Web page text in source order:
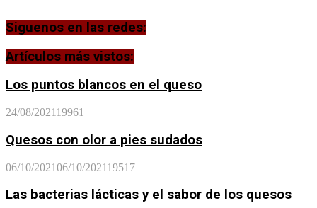
Siguenos en las redes:
Artículos más vistos:
Los puntos blancos en el queso
24/08/202119961
Quesos con olor a pies sudados
06/10/202106/10/202119517
Las bacterias lácticas y el sabor de los quesos